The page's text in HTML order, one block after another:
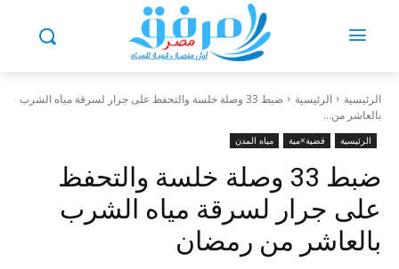
الرئيسية الرئيسية
ضبط 33 وصلة خلسة والتحفظ على جرار لسرقة مياه الشرب
بالعاشر من...
الرئيسية قضية×مية مياه المدن
ضبط 33 وصلة خلسة والتحفظ
على جرار لسرقة مياه الشرب
بالعاشر من رمضان